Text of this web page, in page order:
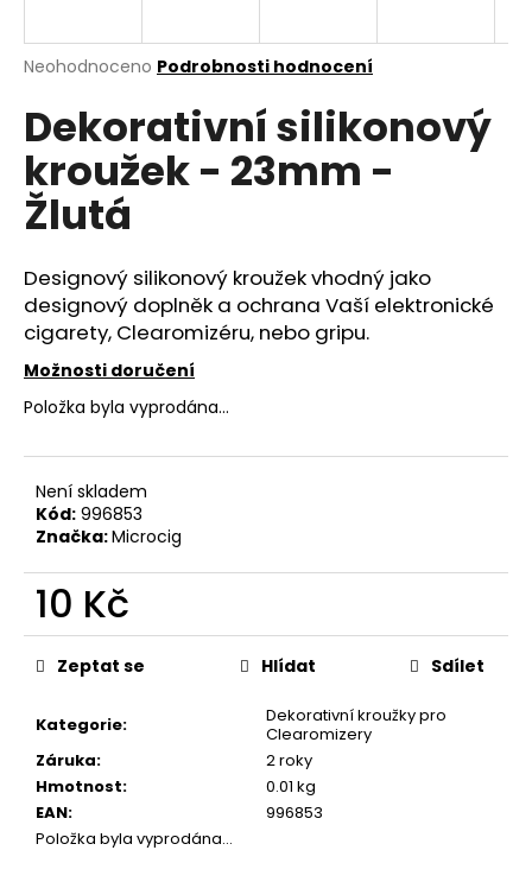
Průměrné
produktu
je
0,0
5
hvězdiček.
Neohodnoceno Podrobnosti hodnocení
Dekorativní silikonový
kroužek - 23mm -
Žlutá
Designový silikonový kroužek vhodný jako
designový doplněk a ochrana Vaší elektronické
cigarety, Clearomizéru, nebo gripu.
Možnosti doručení
Položka byla vyprodána…
Není skladem
Kód: 996853
Značka:Microcig
10 Kč
Měrná
cena:
Kategorie:
Dekorativní kroužky pro
Clearomizery
Záruka:
2 roky
Hmotnost:
0.01 kg
EAN:
996853
Položka byla vyprodána…
Zeptat se Hlídat Sdílet
j
t
?
HLEDAT
D
o
o
u
č
m
e
ELF
BAR
ELFLIQ
SALT
E-